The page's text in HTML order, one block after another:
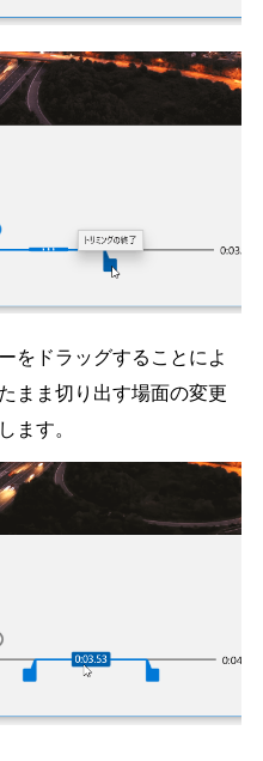
をドラッグすることによ
まま切り出す場面の変更
ます。